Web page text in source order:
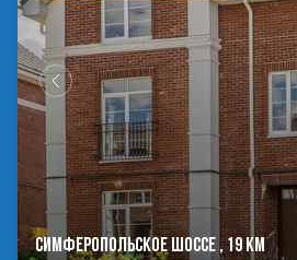
СИМФЕРОПОЛЬСКОЕ ШОССЕ , 19 КМ